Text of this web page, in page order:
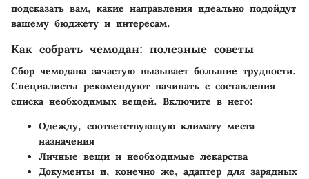
подсказать вам, какие направления идеально подойдут
вашему бюджету и интересам.
Как собрать чемодан: полезные советы
Сбор чемодана зачастую вызывает большие трудности.
Специалисты рекомендуют начинать с составления
списка необходимых вещей. Включите в него:
Одежду, соответствующую климату места
назначения
Личные вещи и необходимые лекарства
Документы и, конечно же, адаптер для зарядных